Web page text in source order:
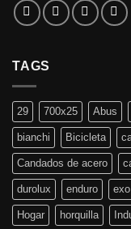
TAGS
29 700x25 Abus
bianchi Bicicleta
Candados de acero
durolux enduro exo
Hogar horquilla